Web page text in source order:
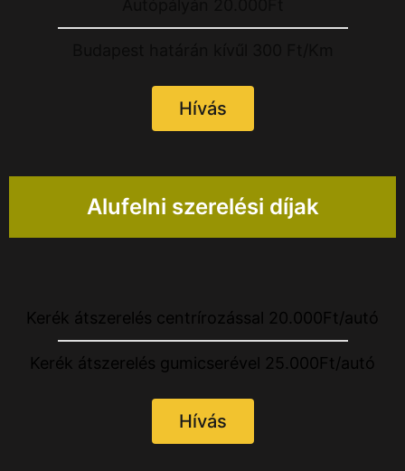
Hívás
Alufelni szerelési díjak
Kerék átszerelés centrírozással 20.000Ft/autó
Kerék átszerelés gumicserével 25.000Ft/autó
Hívás